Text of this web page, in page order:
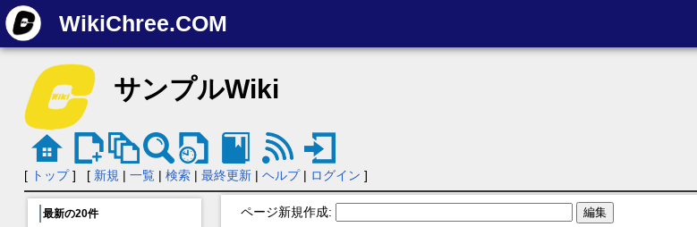
WikiChree.COM
サンプルWiki
[ トップ] [ 新規 | 一覧| 検索| 最終更新| ヘルプ| ログイン ]
最新の20件 ページ新規作成: